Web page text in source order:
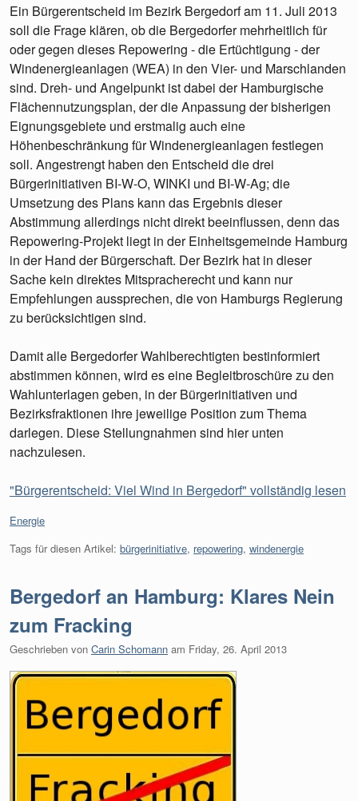
Ein Bürgerentscheid im Bezirk Bergedorf am 11. Juli 2013
soll die Frage klären, ob die Bergedorfer mehrheitlich für
oder gegen dieses Repowering - die Ertüchtigung - der
Windenergieanlagen (WEA) in den Vier- und Marschlanden
sind. Dreh- und Angelpunkt ist dabei der Hamburgische
Flächennutzungsplan, der die Anpassung der bisherigen
Eignungsgebiete und erstmalig auch eine
Höhenbeschränkung für Windenergieanlagen festlegen
soll. Angestrengt haben den Entscheid die drei
Bürgerinitiativen BI-W-O, WINKI und BI-W-Ag; die
Umsetzung des Plans kann das Ergebnis dieser
Abstimmung allerdings nicht direkt beeinflussen, denn das
Repowering-Projekt liegt in der Einheitsgemeinde Hamburg
in der Hand der Bürgerschaft. Der Bezirk hat in dieser
Sache kein direktes Mitspracherecht und kann nur
Empfehlungen aussprechen, die von Hamburgs Regierung
zu berücksichtigen sind.
Damit alle Bergedorfer Wahlberechtigten bestinformiert
abstimmen können, wird es eine Begleitbroschüre zu den
Wahlunterlagen geben, in der Bürgerinitiativen und
Bezirksfraktionen ihre jeweilige Position zum Thema
darlegen. Diese Stellungnahmen sind hier unten
nachzulesen.
"Bürgerentscheid: Viel Wind in Bergedorf" vollständig lesen
Kategorien:
Energie
Tags für diesen Artikel: bürgerinitiative, repowering, windenergie
Bergedorf an Hamburg: Klares Nein
zum Fracking
Geschrieben von Carin Schomann am Friday, 26. April 2013